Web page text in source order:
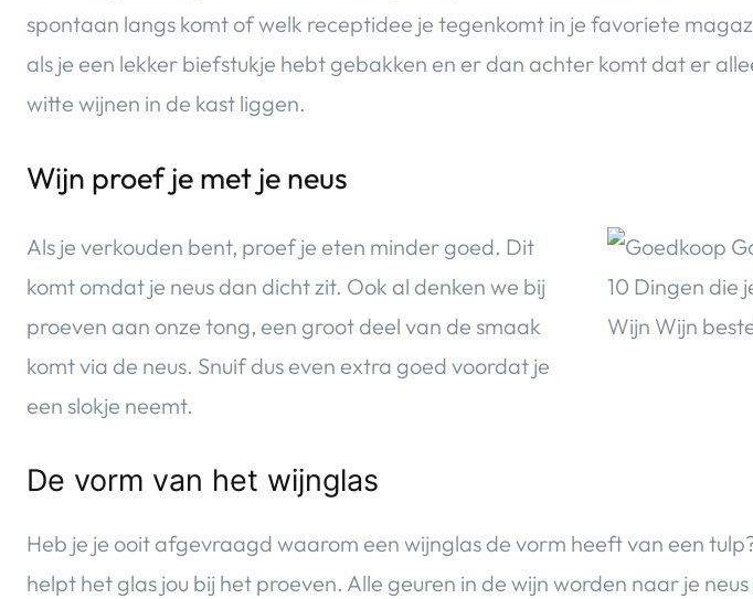
spontaan langs komt of welk receptidee je tegenkomt in je favoriete
als je een lekker biefstukje hebt gebakken en er dan achter komt dat er
witte wijnen in de kast liggen.
Wijn proef je met je neus
Als je verkouden bent, proef je eten minder goed. Dit
komt omdat je neus dan dicht zit. Ook al denken we bij
proeven aan onze tong, een groot deel van de smaak
komt via de neus. Snuif dus even extra goed voordat je
een slokje neemt.
De vorm van het wijnglas
Heb je je ooit afgevraagd waarom een wijnglas de vorm heeft van een
helpt het glas jou bij het proeven. Alle geuren in de wijn worden naar je